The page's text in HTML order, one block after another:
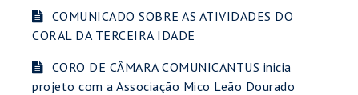
COMUNICADO SOBRE AS ATIVIDADES DO
CORAL DA TERCEIRA IDADE
CORO DE CÂMARA COMUNICANTUS inicia
projeto com a Associação Mico Leão Dourado